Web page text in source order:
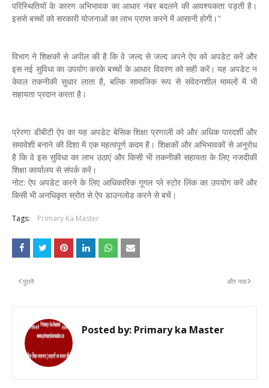
परिस्थितियों के कारण अभिभावक का आधार नंबर बदलने की आवश्यकता पड़ती है।
इससे बच्चों को सरकारी योजनाओं का लाभ प्राप्त करने में आसानी होगी।"
विभाग ने शिक्षकों से अपील की है कि वे जल्द से जल्द अपने ऐप को अपडेट करें और
इस नई सुविधा का उपयोग करके बच्चों के आधार विवरण को सही करें। यह अपडेट न
केवल तकनीकी सुधार लाता है, बल्कि सामाजिक रूप से संवेदनशील मामलों में भी
सहायता प्रदान करता है।
प्रेरणा डीबीटी ऐप का यह अपडेट बेसिक शिक्षा प्रणाली को और अधिक पारदर्शी और
समावेशी बनाने की दिशा में एक महत्वपूर्ण कदम है। शिक्षकों और अभिभावकों से अनुरोध
है कि वे इस सुविधा का लाभ उठाएं और किसी भी तकनीकी सहायता के लिए नजदीकी
शिक्षा कार्यालय से संपर्क करें।
नोट: ऐप अपडेट करने के लिए आधिकारिक गूगल प्ले स्टोर लिंक का उपयोग करें और
किसी भी अनधिकृत स्रोत से ऐप डाउनलोड करने से बचें।
Tags: Primary Ka Master
और नया
पुराने
Posted by: Primary ka Master